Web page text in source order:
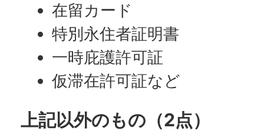
在留カード
特別永住者証明書
一時庇護許可証
仮滞在許可証など
上記以外のもの（2点）